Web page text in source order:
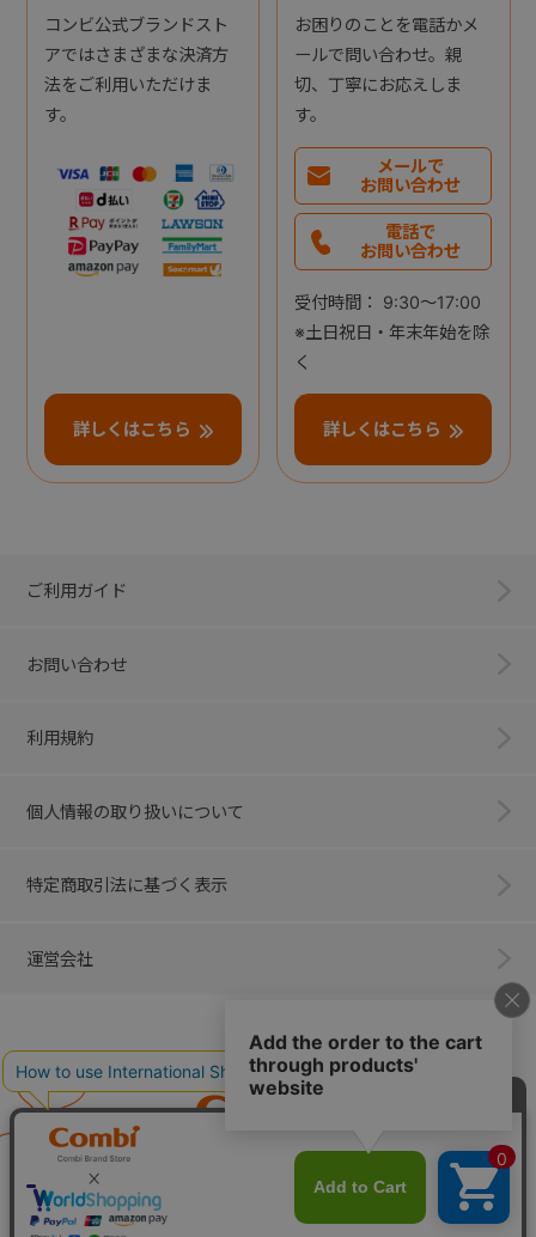
コンビ公式ブランドスト
アではさまざまな決済方
法をご利用いただけま
す。
詳しくはこちら
お困りのことを電話かメ
ールで問い合わせ。親
切、丁寧にお応えしま
す。
メールで
お問い合わせ
電話で
お問い合わせ
受付時間： 9:30～17:00
※土日祝日・年末年始を除
く
詳しくはこちら
ご利用ガイド
お問い合わせ
利用規約
個人情報の取り扱いについて
特定商取引法に基づく表示
運営会社
ベビー用品のコンビ株式会社